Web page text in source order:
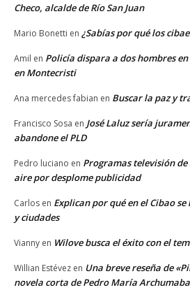
Checo, alcalde de Río San Juan
Mario Bonetti en ¿Sabías por qué los
Amil en Policía dispara a dos hombres
en Montecristi
Ana mercedes fabian en Buscar la paz y
Francisco Sosa en José Laluz sería
abandone el PLD
Pedro luciano en Programas televisión
aire por desplome publicidad
Carlos en Explican por qué en el Cibao
y ciudades
Vianny en Wilove busca el éxito con el
Willian Estévez en Una breve reseña de
novela corta de Pedro María